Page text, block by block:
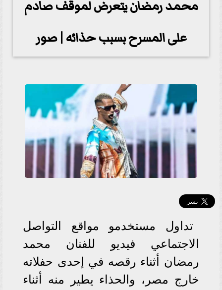
محمد رمضان يتعرض لموقف صادم
على المسرح بسبب حذائه | صور
تداول مستخدمو مواقع التواصل
الاجتماعي فيديو للفنان محمد
رمضان أثناء رقصه في إحدى حفلاته
خارج مصر، والحذاء يطير منه أثناء